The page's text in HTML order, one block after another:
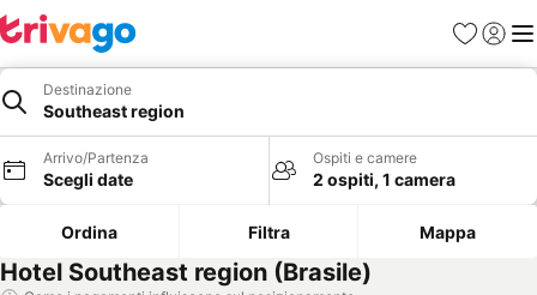
PreferitiAccedi
Destinazione
Southeast region
Arrivo/Partenza
Scegli date
Ospiti e camere
2 ospiti, 1 camera
Ordina Filtra Mappa
Hotel Southeast region (Brasile)